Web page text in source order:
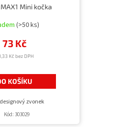
Mini kočka
(>50 ks)
Kč bez DPH
73 Kč
KOŠÍKU
zvonek
Kód:303029